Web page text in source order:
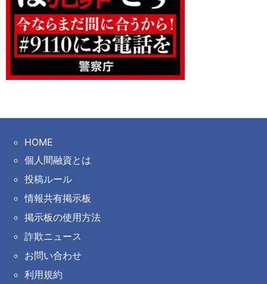
HOME
個人間融資とは
投稿ルール
情報共有掲示板
掲示板の使用方法
詐欺ニュース
お問い合わせ
利用規約